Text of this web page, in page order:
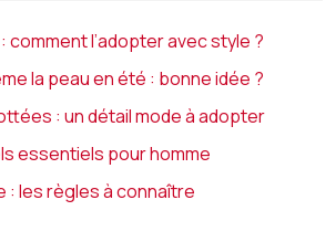
comment l’adopter avec style ?
la peau en été : bonne idée ?
: un détail mode à adopter
essentiels pour homme
: les règles à connaître